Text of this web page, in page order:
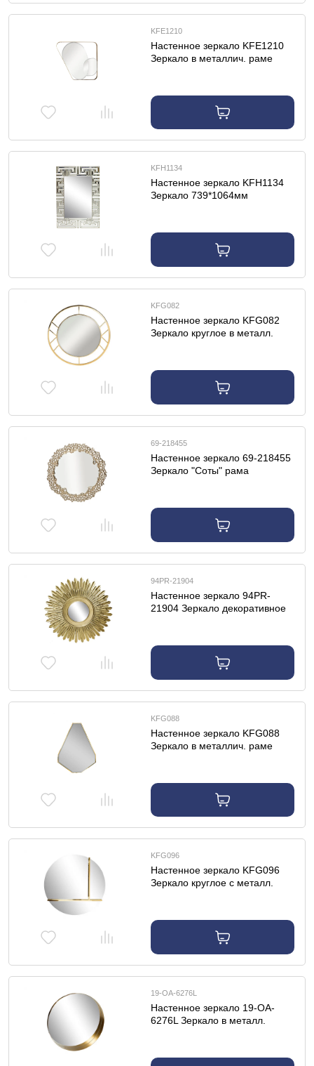
KFE1210
Настенное зеркало KFE1210
Зеркало в металлич. раме
KFH1134
Настенное зеркало KFH1134
Зеркало 739*1064мм
KFG082
Настенное зеркало KFG082
Зеркало круглое в металл.
69-218455
Настенное зеркало 69-218455
Зеркало "Соты" рама
94PR-21904
Настенное зеркало 94PR-
21904 Зеркало декоративное
KFG088
Настенное зеркало KFG088
Зеркало в металлич. раме
KFG096
Настенное зеркало KFG096
Зеркало круглое с металл.
19-OA-6276L
Настенное зеркало 19-OA-
6276L Зеркало в металл.